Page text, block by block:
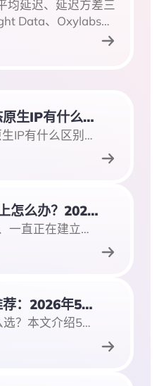
均延迟、延迟方差三
Data、Oxylabs、
、快代理等主流代
静态住宅IP和静态原生IP有什么区别？2026年概念解析与选型指南
静态住宅IP和静态原生IP有什么区别？本文从定义、分类维度、组合关系和验证方法出发，帮你把这两个容易混淆的代理IP概念彻底理清。
Tor浏览器连接不上怎么办？2026年7种Tor网络连接排查方法
Tor浏览器连接不上、一直正在建立连接怎么办？本文从网络环境、桥接设置、时间同步、防火墙和节点状态等方面整理7种排查方法。
亚马逊爬虫工具推荐：2026年5类亚马逊爬虫数据采集方案与动态住宅IP
亚马逊爬虫工具怎么选？本文介绍5类亚马逊爬虫数据采集方案，包括价格监控、评论抓取和动态住宅IP配置，适合跨境卖家和数据分析团队。